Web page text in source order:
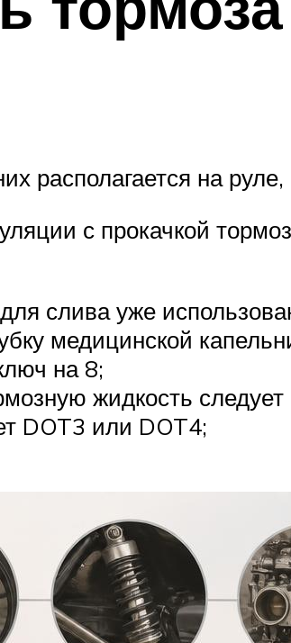
располагается на
с прокачкой
слива уже
медицинской
на 8;
жидкость
DOT3 или DOT4;